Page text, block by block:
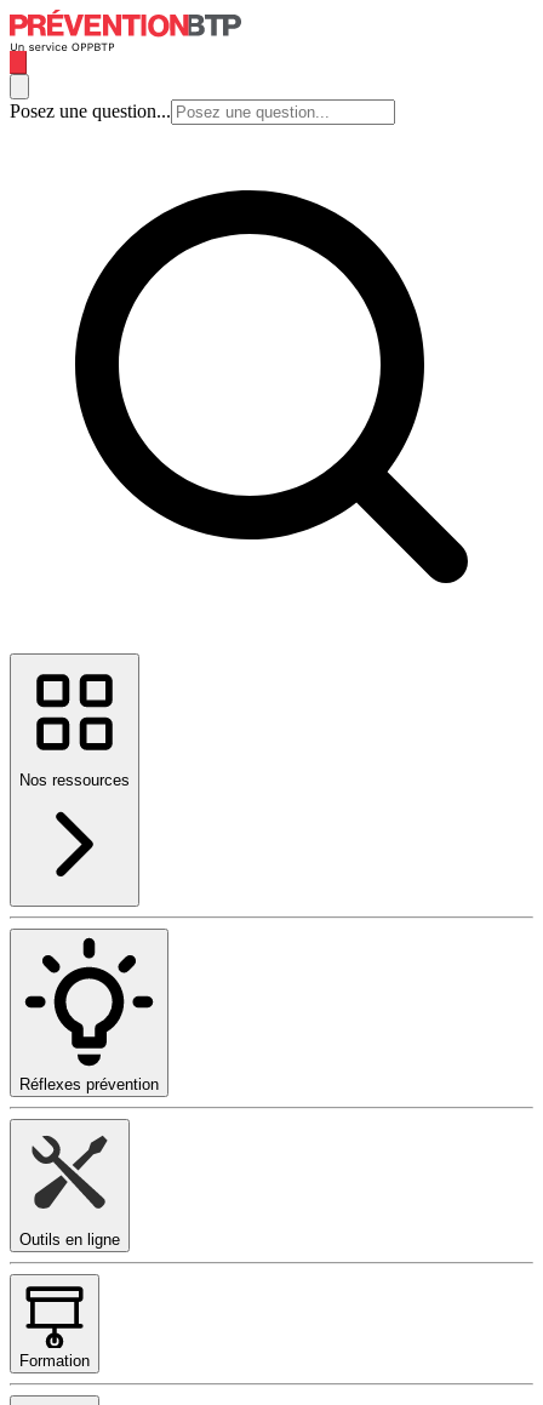
Posez une question...
Nos ressources
Réflexes prévention
Outils en ligne
Formation